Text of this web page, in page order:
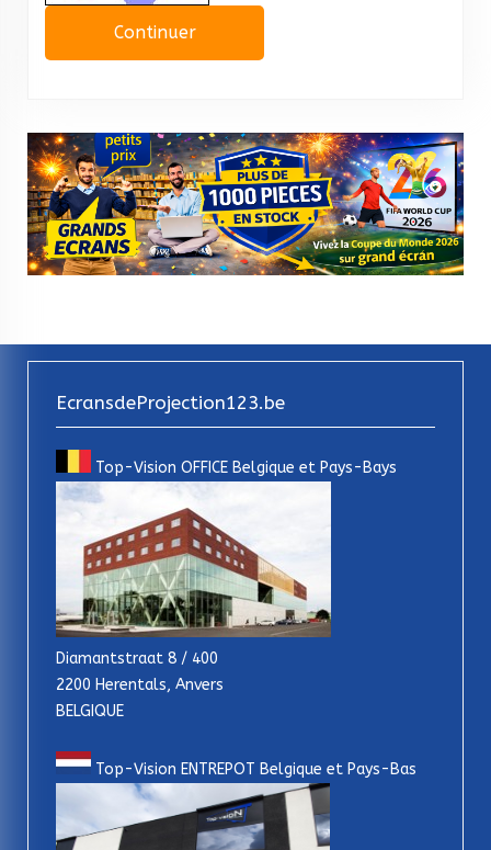
Continuer
EcransdeProjection123.be
Top-Vision OFFICE Belgique et Pays-Bays
Diamantstraat 8 / 400
2200 Herentals, Anvers
BELGIQUE
Top-Vision ENTREPOT Belgique et Pays-Bas